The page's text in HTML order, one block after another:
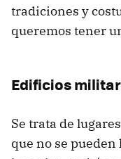
tradiciones y
queremos tener
Edificios
Se trata de
que no se